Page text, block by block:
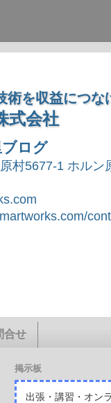
術を収益につな
式会社
ブログ
村5677-1 ホルン
合せ
掲示板
出張・講習・オン